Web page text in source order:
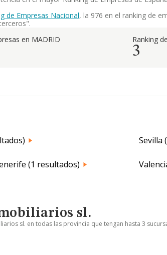
de Empresas Nacional, la 976 en el ranking de
en MADRID Ranking
3
(1 resultados)
Sevilla
sl.
sl. en todas las provincia que tengan hasta 3